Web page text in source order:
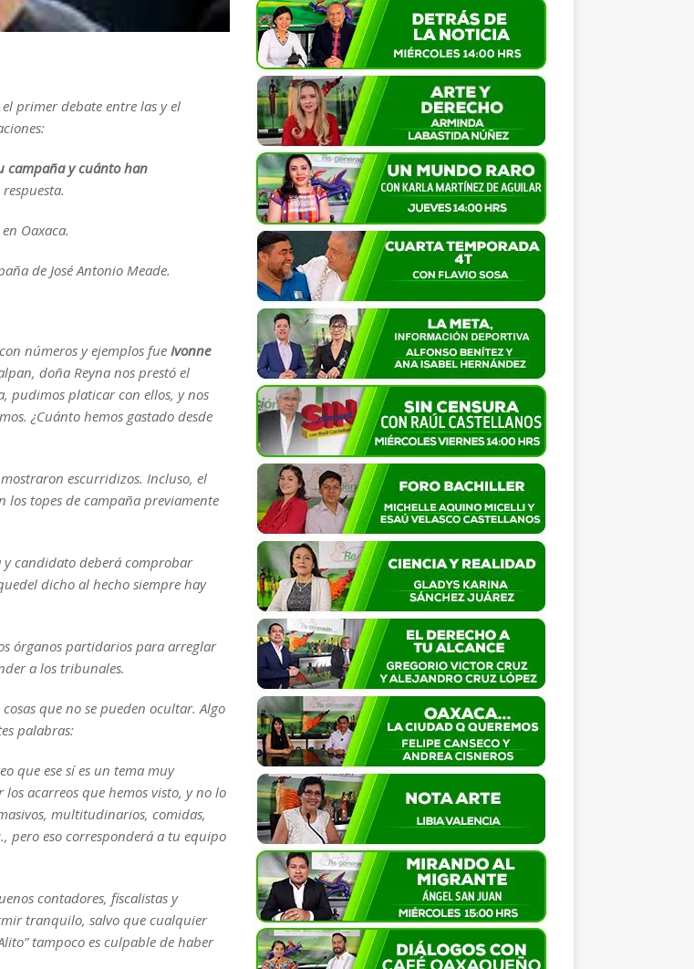
primer debate entre las y el
campaña y cuánto han
Oaxaca.
de José Antonio Meade.
números y ejemplos fue Ivonne
doña Reyna nos prestó el
pudimos platicar con ellos, y nos
¿Cuánto hemos gastado desde
mostraron escurridizos. Incluso, el
topes de campaña previamente
candidato deberá comprobar
del dicho al hecho siempre hay
órganos partidarios para arreglar
a los tribunales.
que no se pueden ocultar. Algo
palabras:
que ese sí es un tema muy
acarreos que hemos visto, y no lo
multitudinarios, comidas,
pero eso corresponderá a tu equipo
contadores, fiscalistas y
tranquilo, salvo que cualquier
tampoco es culpable de haber